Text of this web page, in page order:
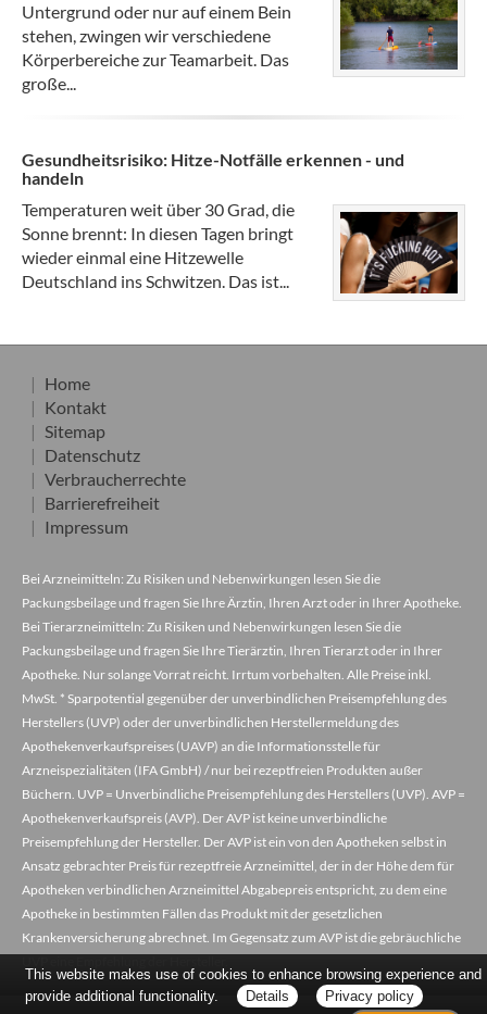
Untergrund oder nur auf einem Bein
stehen, zwingen wir verschiedene
Körperbereiche zur Teamarbeit. Das
große...
Gesundheitsrisiko: Hitze-Notfälle erkennen - und
handeln
Temperaturen weit über 30 Grad, die
Sonne brennt: In diesen Tagen bringt
wieder einmal eine Hitzewelle
Deutschland ins Schwitzen. Das ist...
Home
Kontakt
Sitemap
Datenschutz
Verbraucherrechte
Barrierefreiheit
Impressum
Bei Arzneimitteln: Zu Risiken und Nebenwirkungen lesen Sie die
Packungsbeilage und fragen Sie Ihre Ärztin, Ihren Arzt oder in Ihrer Apotheke.
Bei Tierarzneimitteln: Zu Risiken und Nebenwirkungen lesen Sie die
Packungsbeilage und fragen Sie Ihre Tierärztin, Ihren Tierarzt oder in Ihrer
Apotheke. Nur solange Vorrat reicht. Irrtum vorbehalten. Alle Preise inkl.
MwSt. * Sparpotential gegenüber der unverbindlichen Preisempfehlung des
Herstellers (UVP) oder der unverbindlichen Herstellermeldung des
Apothekenverkaufspreises (UAVP) an die Informationsstelle für
Arzneispezialitäten (IFA GmbH) / nur bei rezeptfreien Produkten außer
Büchern. UVP = Unverbindliche Preisempfehlung des Herstellers (UVP). AVP =
Apothekenverkaufspreis (AVP). Der AVP ist keine unverbindliche
Preisempfehlung der Hersteller. Der AVP ist ein von den Apotheken selbst in
Ansatz gebrachter Preis für rezeptfreie Arzneimittel, der in der Höhe dem für
Apotheken verbindlichen Arzneimittel Abgabepreis entspricht, zu dem eine
Apotheke in bestimmten Fällen das Produkt mit der gesetzlichen
Krankenversicherung abrechnet. Im Gegensatz zum AVP ist die gebräuchliche
This website makes use of cookies to enhance browsing experience and
provide additional functionality.
Details Privacy policy